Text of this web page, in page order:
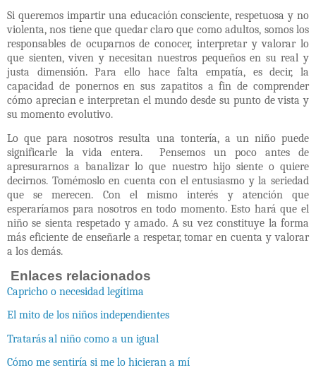
Si queremos impartir una educación consciente, respetuosa y no
violenta, nos tiene que quedar claro que como adultos, somos los
responsables de ocuparnos de conocer, interpretar y valorar lo
que sienten, viven y necesitan nuestros pequeños en su real y
justa dimensión. Para ello hace falta empatía, es decir, la
capacidad de ponernos en sus zapatitos a fin de comprender
cómo aprecian e interpretan el mundo desde su punto de vista y
su momento evolutivo.
Lo que para nosotros resulta una tontería, a un niño puede
significarle la vida entera.
Pensemos un poco antes de
apresurarnos a banalizar lo que nuestro hijo siente o quiere
decirnos. Tomémoslo en cuenta con el entusiasmo y la seriedad
que se merecen. Con el mismo interés y atención que
esperaríamos para nosotros en todo momento. Esto hará que el
niño se sienta respetado y amado. A su vez constituye la forma
más eficiente de enseñarle a respetar, tomar en cuenta y valorar
a los demás.
Enlaces relacionados
Capricho o necesidad legítima
El mito de los niños independientes
Tratarás al niño como a un igual
Cómo me sentiría si me lo hicieran a mí